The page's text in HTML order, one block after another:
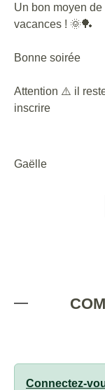
Un bon moyen de
vacances ! 🌞🏓
Bonne soirée
Attention ⚠️ il
inscrire
Gaëlle
Connectez-